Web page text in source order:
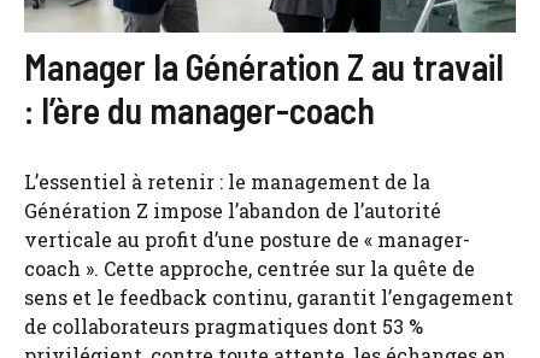
Manager la Génération Z au travail
: l’ère du manager-coach
L’essentiel à retenir : le management de la
Génération Z impose l’abandon de l’autorité
verticale au profit d’une posture de « manager-
coach ». Cette approche, centrée sur la quête de
sens et le feedback continu, garantit l’engagement
de collaborateurs pragmatiques dont 53 %